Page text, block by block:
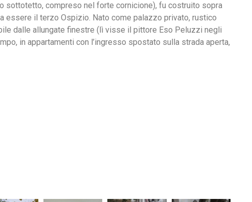
sottotetto, compreso nel forte cornicione), fu costruito sopra
essere il terzo Ospizio. Nato come palazzo privato, rustico
dalle allungate finestre (lì visse il pittore Eso Peluzzi negli
in appartamenti con l’ingresso spostato sulla strada aperta,